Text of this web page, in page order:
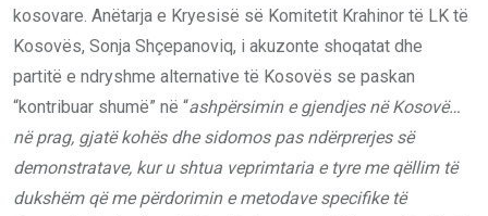
kosovare. Anëtarja e Kryesisë së Komitetit Krahinor të LK të
Kosovës, Sonja Shçepanoviq, i akuzonte shoqatat dhe
partitë e ndryshme alternative të Kosovës se paskan
“kontribuar shumë” në “ashpërsimin e gjendjes në Kosovë…
në prag, gjatë kohës dhe sidomos pas ndërprerjes së
demonstratave, kur u shtua veprimtaria e tyre me qëllim të
dukshëm që me përdorimin e metodave specifike të